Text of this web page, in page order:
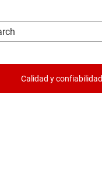
Calidad y confiabilidad